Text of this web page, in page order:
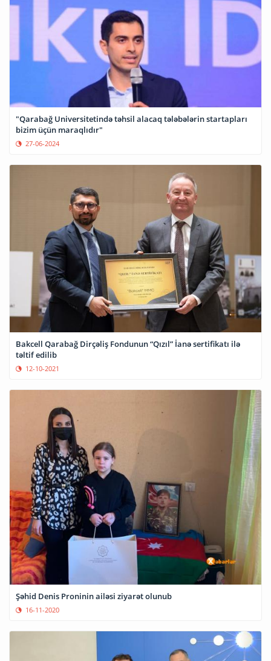
"Qarabağ Universitetində təhsil alacaq tələbələrin startapları
bizim üçün maraqlıdır"
27-06-2024
Bakcell Qarabağ Dirçəliş Fondunun “Qızıl” İanə sertifikatı ilə
təltif edilib
12-10-2021
Şəhid Denis Proninin ailəsi ziyarət olunub
16-11-2020